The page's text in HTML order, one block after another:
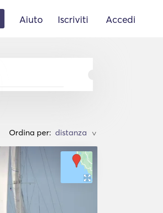
Aiuto Iscriviti Accedi
Ordina per: >